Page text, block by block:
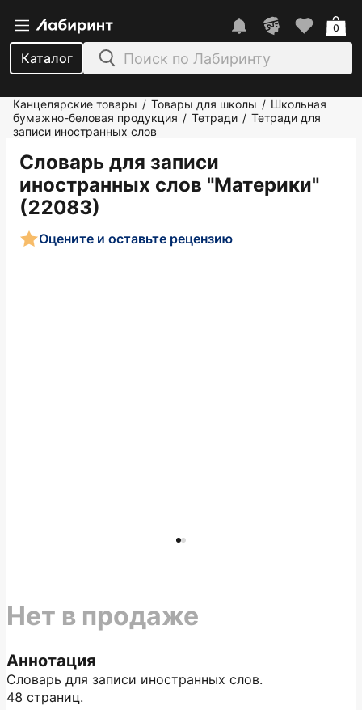
Каталог
0
Канцелярские товары / Товары для школы / Школьная
бумажно-беловая продукция / Тетради / Тетради для
записи иностранных слов
Словарь для записи
иностранных слов "Материки"
(22083)
Оцените и оставьте рецензию
Аннотация
Словарь для записи иностранных слов.
48 страниц.
Нет в продаже